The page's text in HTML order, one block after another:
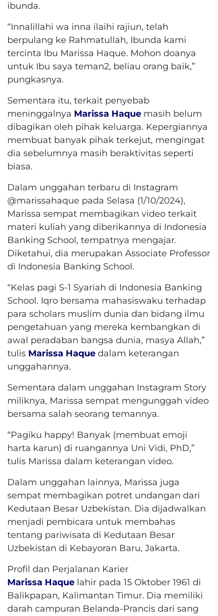
ibunda.
“Innalillahi wa inna ilaihi rajiun, telah
berpulang ke Rahmatullah, Ibunda kami
tercinta Ibu Marissa Haque. Mohon doanya
untuk Ibu saya teman2, beliau orang baik,”
pungkasnya.
Sementara itu, terkait penyebab
meninggalnya Marissa Haque masih belum
dibagikan oleh pihak keluarga. Kepergiannya
membuat banyak pihak terkejut, mengingat
dia sebelumnya masih beraktivitas seperti
biasa.
Dalam unggahan terbaru di Instagram
@marissahaque pada Selasa (1/10/2024),
Marissa sempat membagikan video terkait
materi kuliah yang diberikannya di Indonesia
Banking School, tempatnya mengajar.
Diketahui, dia merupakan Associate Professor
di Indonesia Banking School.
“Kelas pagi S-1 Syariah di Indonesia Banking
School. Iqro bersama mahasiswaku terhadap
para scholars muslim dunia dan bidang ilmu
pengetahuan yang mereka kembangkan di
awal peradaban bangsa dunia, masya Allah,”
tulis Marissa Haque dalam keterangan
unggahannya.
Sementara dalam unggahan Instagram Story
miliknya, Marissa sempat mengunggah video
bersama salah seorang temannya.
“Pagiku happy! Banyak (membuat emoji
harta karun) di ruangannya Uni Vidi, PhD,”
tulis Marissa dalam keterangan video.
Dalam unggahan lainnya, Marissa juga
sempat membagikan potret undangan dari
Kedutaan Besar Uzbekistan. Dia dijadwalkan
menjadi pembicara untuk membahas
tentang pariwisata di Kedutaan Besar
Uzbekistan di Kebayoran Baru, Jakarta.
Profil dan Perjalanan Karier
Marissa Haque lahir pada 15 Oktober 1961 di
Balikpapan, Kalimantan Timur. Dia memiliki
darah campuran Belanda-Prancis dari sang